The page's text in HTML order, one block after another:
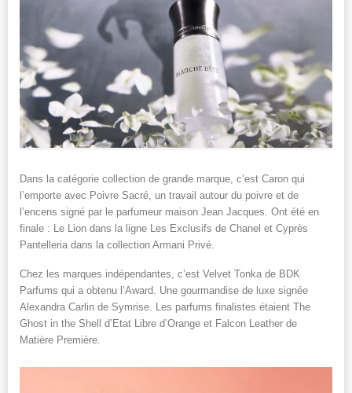
Dans la catégorie collection de grande marque, c’est Caron qui
l’emporte avec Poivre Sacré, un travail autour du poivre et de
l’encens signé par le parfumeur maison Jean Jacques. Ont été en
finale : Le Lion dans la ligne Les Exclusifs de Chanel et Cyprès
Pantelleria dans la collection Armani Privé.
Chez les marques indépendantes, c’est Velvet Tonka de BDK
Parfums qui a obtenu l’Award. Une gourmandise de luxe signée
Alexandra Carlin de Symrise. Les parfums finalistes étaient The
Ghost in the Shell d’Etat Libre d’Orange et Falcon Leather de
Matière Première.